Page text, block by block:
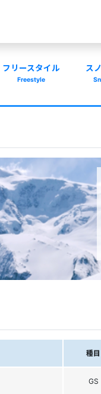
フリースタイル
Freestyle
ス
種目
GS